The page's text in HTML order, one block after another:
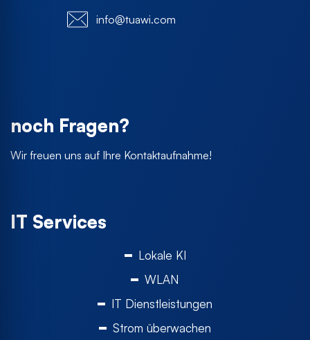
info@tuawi.com
noch Fragen?
Wir freuen uns auf Ihre Kontaktaufnahme!
IT Services
Lokale KI
WLAN
IT Dienstleistungen
Strom überwachen